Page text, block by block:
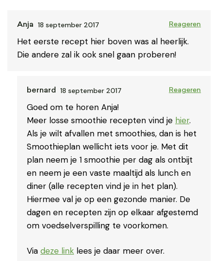
Anja 18 september 2017 Reageren
Het eerste recept hier boven was al heerlijk.
Die andere zal ik ook snel gaan proberen!
bernard 18 september 2017 Reageren
Goed om te horen Anja!
Meer losse smoothie recepten vind je hier.
Als je wilt afvallen met smoothies, dan is het
Smoothieplan wellicht iets voor je. Met dit
plan neem je 1 smoothie per dag als ontbijt
en neem je een vaste maaltijd als lunch en
diner (alle recepten vind je in het plan).
Hiermee val je op een gezonde manier. De
dagen en recepten zijn op elkaar afgestemd
om voedselverspilling te voorkomen.
Via deze link lees je daar meer over.